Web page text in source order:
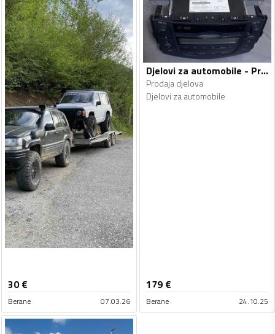
30€
Berane 07.03.26
Djelovi za automobile - Prodaja djelova
Prodaja djelova
Djelovi za automobile
179 €
Berane 24.10.25